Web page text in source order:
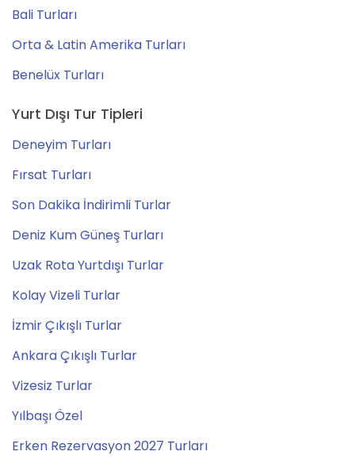
Bali Turları
Orta & Latin Amerika Turları
Benelüx Turları
Yurt Dışı Tur Tipleri
Deneyim Turları
Fırsat Turları
Son Dakika İndirimli Turlar
Deniz Kum Güneş Turları
Uzak Rota Yurtdışı Turlar
Kolay Vizeli Turlar
İzmir Çıkışlı Turlar
Ankara Çıkışlı Turlar
Vizesiz Turlar
Yılbaşı Özel
Erken Rezervasyon 2027 Turları